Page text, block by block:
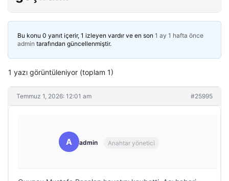
Bu konu 0 yanıt içerir, 1 izleyen vardır ve en son 1 ay 1 hafta önce
admin tarafından güncellenmiştir.
1 yazı görüntüleniyor (toplam 1)
Temmuz 1, 2026: 12:01 am #25995
A admin Anahtar yönetici